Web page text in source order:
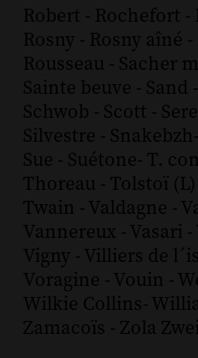
Robert - Rochefort -
Rosny - Rosny aîné -
Rousseau - Sacher
Sainte beuve - Sand -
Schwob - Scott -
Silvestre - Snakebzh-
Sue - Suétone- T.
Thoreau - Tolstoï (L)
Twain - Valdagne -
Vannereux - Vasari -
Vigny - Villiers de
Voragine - Vouin -
Wilkie Collins-
Zamacoïs - Zola